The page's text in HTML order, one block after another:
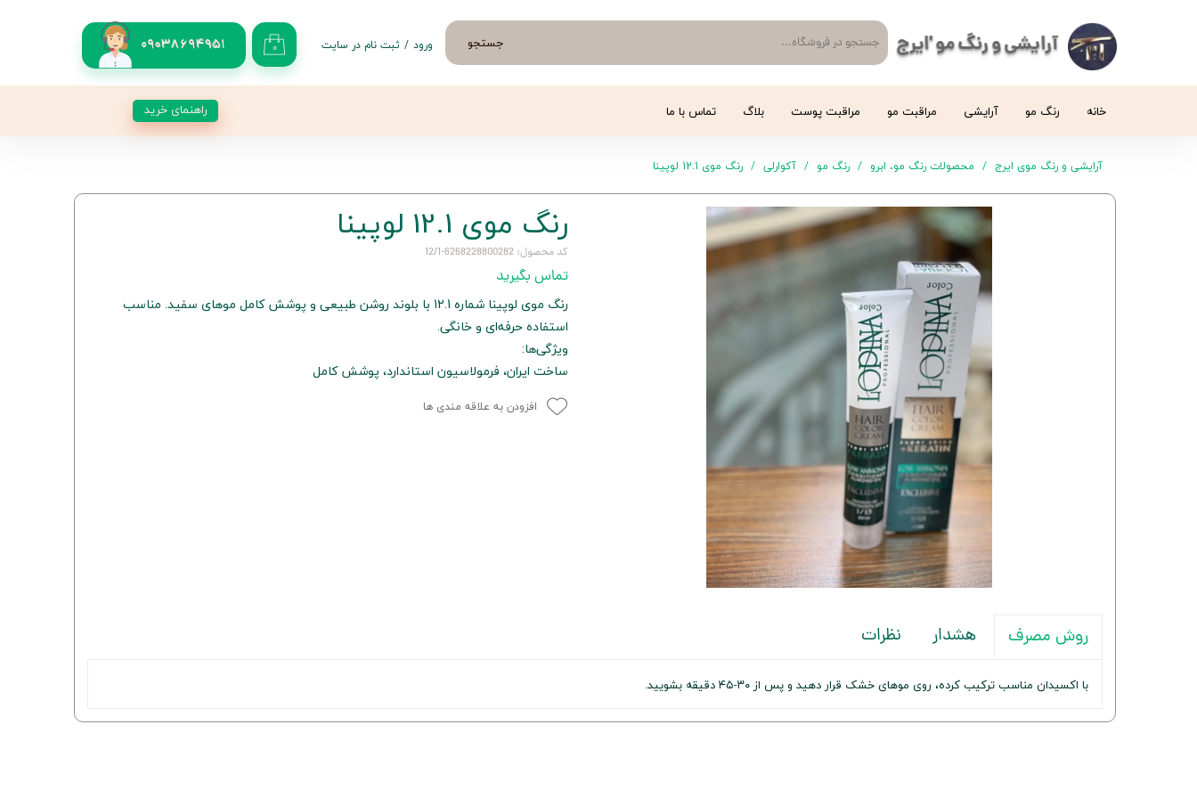
آرایشی و رنگ مو 'ایرج 09038694951 جستجو ۰ ورود / ثبت نام در سایت
خانه رنگ مو آرایشی مراقبت مو مراقبت پوست بلاگ تماس با ما راهنمای خرید
آرایشی و رنگ موی ایرج محصولات رنگ مو، ابرو رنگ مو آکوارلی رنگ موی 12.1 لوپینا
رنگ موی 12.1 لوپینا
کد محصول: 6268228800282-12/1
تماس بگیرید
رنگ موی لوپینا شماره 12.1 با بلوند روشن طبیعی و پوشش کامل موهای سفید. مناسب
استفاده حرفه‌ای و خانگی.
ویژگی‌ها:
ساخت ایران، فرمولاسیون استاندارد، پوشش کامل
افزودن به علاقه مندی ها
روش مصرف هشدار نظرات
با اکسیدان مناسب ترکیب کرده، روی موهای خشک قرار دهید و پس از ۳۰-۴۵ دقیقه بشویید.